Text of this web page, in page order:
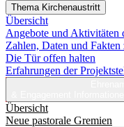
Thema Kirchenaustritt
Übersicht
Angebote und Aktivitäten
Zahlen, Daten und
Die Tür offen halten
Erfahrungen der
Übersicht
Neue pastorale Gremien